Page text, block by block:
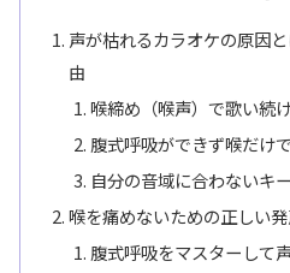
声が枯れるカラオケの原因
由
喉締め（喉声）で歌い続
腹式呼吸ができず喉だけ
自分の音域に合わないキ
喉を痛めないための正しい
腹式呼吸をマスターして